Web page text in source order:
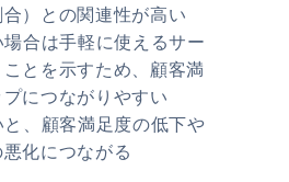
）との関連性が高い
合は手軽に使えるサー
とを示すため、顧客満
につながりやすい
、顧客満足度の低下や
化につながる